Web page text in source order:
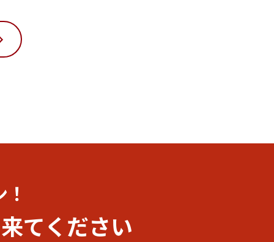
来てください